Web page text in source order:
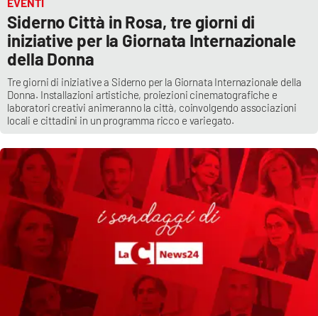
EVENTI
Siderno Città in Rosa, tre giorni di
iniziative per la Giornata Internazionale
della Donna
Tre giorni di iniziative a Siderno per la Giornata Internazionale della
Donna. Installazioni artistiche, proiezioni cinematografiche e
laboratori creativi animeranno la città, coinvolgendo associazioni
locali e cittadini in un programma ricco e variegato.